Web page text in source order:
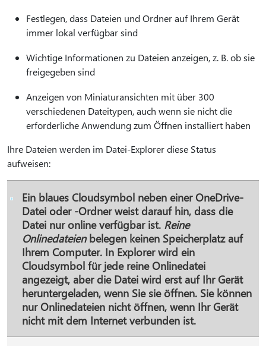
Festlegen, dass Dateien und Ordner auf Ihrem Gerät
immer lokal verfügbar sind
Wichtige Informationen zu Dateien anzeigen, z. B. ob sie
freigegeben sind
Anzeigen von Miniaturansichten mit über 300
verschiedenen Dateitypen, auch wenn sie nicht die
erforderliche Anwendung zum Öffnen installiert haben
Ihre Dateien werden im Datei-Explorer diese Status
aufweisen:
Ein blaues Cloudsymbol neben einer OneDrive-
Datei oder -Ordner weist darauf hin, dass die
Datei nur online verfügbar ist. Reine
Onlinedateienbelegen keinen Speicherplatz auf
Ihrem Computer. In Explorer wird ein
Cloudsymbol für jede reine Onlinedatei
angezeigt, aber die Datei wird erst auf Ihr Gerät
heruntergeladen, wenn Sie sie öffnen. Sie können
nur Onlinedateien nicht öffnen, wenn Ihr Gerät
nicht mit dem Internet verbunden ist.